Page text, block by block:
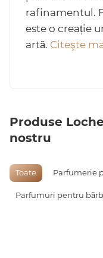
rafinamentul.
este o creație
artă. Citeşte
Produse
nostru
Toate Parfumerie
Parfumuri pentru